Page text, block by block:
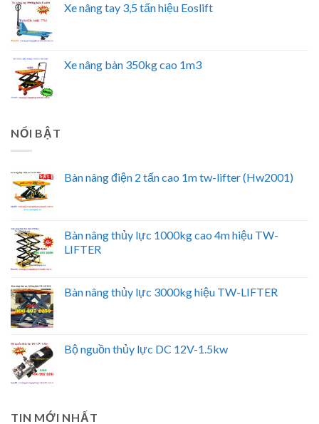
Xe nâng tay 3,5 tấn hiệu Eoslift
Xe nâng bàn 350kg cao 1m3
NỔI BẬT
Bàn nâng điện 2 tấn cao 1m tw-lifter (Hw2001)
Bàn nâng thủy lực 1000kg cao 4m hiệu TW-
LIFTER
Bàn nâng thủy lực 3000kg hiệu TW-LIFTER
Bộ nguồn thủy lực DC 12V-1.5kw
TIN MỚI NHẤT